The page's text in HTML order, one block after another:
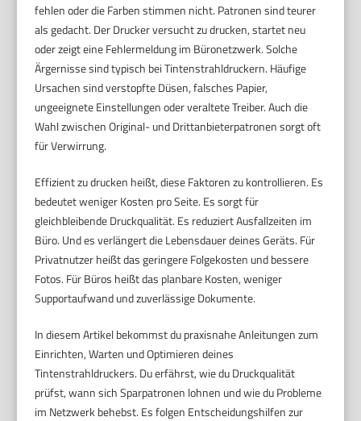
fehlen oder die Farben stimmen nicht. Patronen sind teurer
als gedacht. Der Drucker versucht zu drucken, startet neu
oder zeigt eine Fehlermeldung im Büronetzwerk. Solche
Ärgernisse sind typisch bei Tintenstrahldruckern. Häufige
Ursachen sind verstopfte Düsen, falsches Papier,
ungeeignete Einstellungen oder veraltete Treiber. Auch die
Wahl zwischen Original- und Drittanbieterpatronen sorgt oft
für Verwirrung.
Effizient zu drucken heißt, diese Faktoren zu kontrollieren. Es
bedeutet weniger Kosten pro Seite. Es sorgt für
gleichbleibende Druckqualität. Es reduziert Ausfallzeiten im
Büro. Und es verlängert die Lebensdauer deines Geräts. Für
Privatnutzer heißt das geringere Folgekosten und bessere
Fotos. Für Büros heißt das planbare Kosten, weniger
Supportaufwand und zuverlässige Dokumente.
In diesem Artikel bekommst du praxisnahe Anleitungen zum
Einrichten, Warten und Optimieren deines
Tintenstrahldruckers. Du erfährst, wie du Druckqualität
prüfst, wann sich Sparpatronen lohnen und wie du Probleme
im Netzwerk behebst. Es folgen Entscheidungshilfen zur